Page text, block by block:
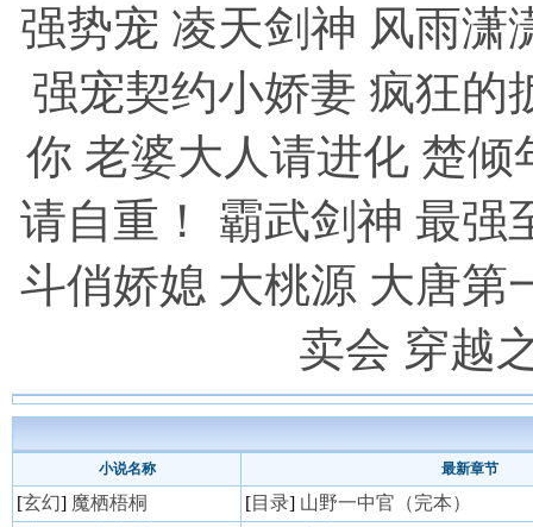
强势宠 凌天剑神 风雨潇
强宠契约小娇妻 疯狂的
你 老婆大人请进化 楚倾
请自重！
霸武剑神 最强
斗俏娇媳 大桃源 大唐第
卖会 穿越
小说名称 最新章节
[玄幻] 魔栖梧桐 [目录] 山野一中官（完本）